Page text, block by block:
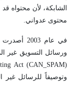
الشابكة، لأن محتواه
محتوى عدواني.
في عام
وتوصيفاً للرسائل غير